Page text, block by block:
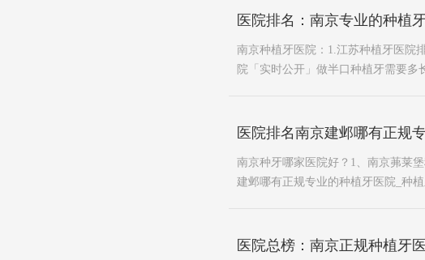
医院排名：南京专业的种植
南京种植牙医院：1.江苏种植牙医院
院「实时公开」做半口种植牙需要多
医院排名南京建邺哪有正规
南京种牙哪家医院好？1、南京茀莱
建邺哪有正规专业的种植牙医院_种
医院总榜：南京正规种植牙